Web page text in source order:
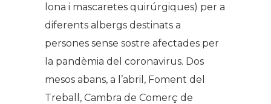
lona i mascaretes quirúrgiques) per a
diferents albergs destinats a
persones sense sostre afectades per
la pandèmia del coronavirus. Dos
mesos abans, a l’abril, Foment del
Treball, Cambra de Comerç de